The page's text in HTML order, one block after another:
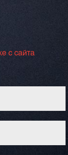
с сайта